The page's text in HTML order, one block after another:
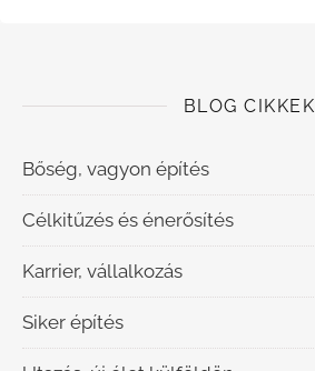
BLOG CIKKEK
Bőség, vagyon építés
Célkitűzés és énerősítés
Karrier, vállalkozás
Siker építés